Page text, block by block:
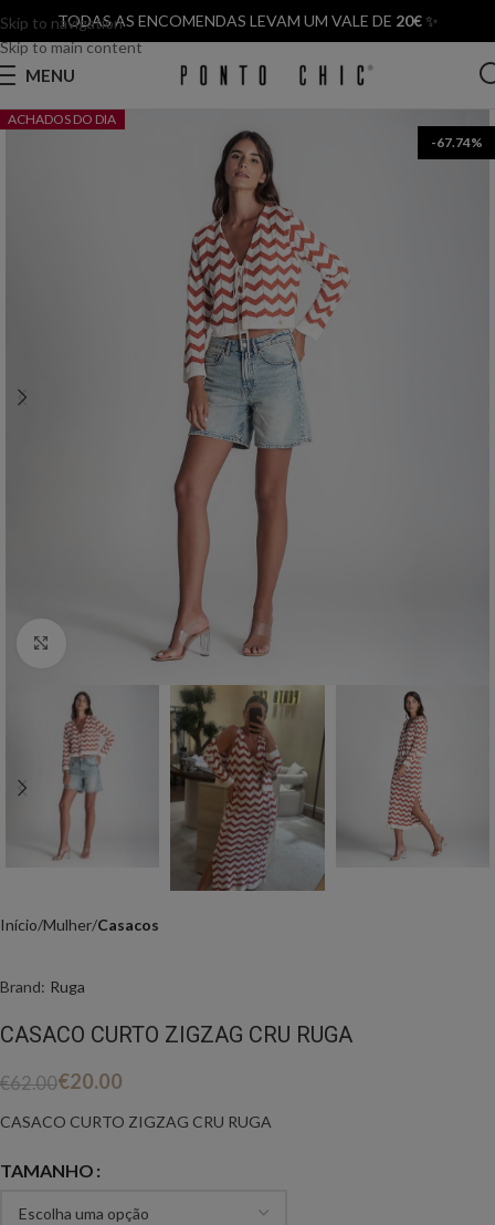
Skip to navigation
Skip to main content
TODAS AS ENCOMENDAS LEVAM UM VALE DE 20€✨
MENU
-67.74%
ACHADOS DO DIA
Click to enlarge
Início Mulher Casacos
Brand: Ruga
CASACO CURTO ZIGZAG CRU RUGA
€62.00€20.00
CASACO CURTO ZIGZAG CRU RUGA
TAMANHO